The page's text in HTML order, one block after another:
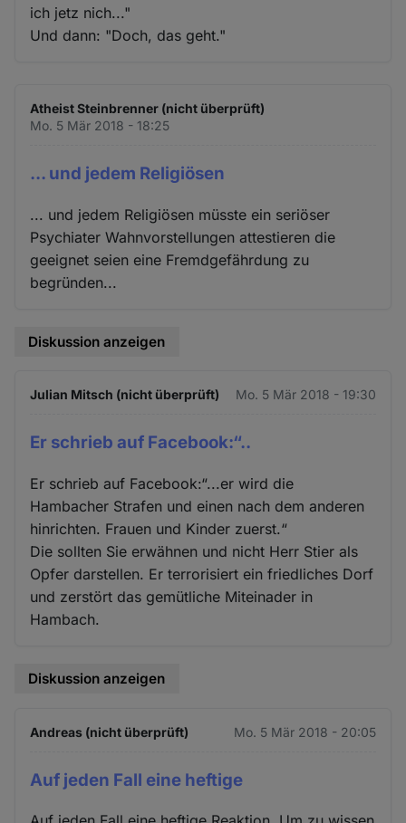
ich jetz nich..."
Und dann: "Doch, das geht."
Atheist Steinbrenner (nicht überprüft)
Mo. 5 Mär 2018 - 18:25
... und jedem Religiösen
... und jedem Religiösen müsste ein seriöser
Psychiater Wahnvorstellungen attestieren die
geeignet seien eine Fremdgefährdung zu
begründen...
Diskussion anzeigen
Julian Mitsch (nicht überprüft) Mo. 5 Mär 2018 - 19:30
Er schrieb auf Facebook:“..
Er schrieb auf Facebook:“...er wird die
Hambacher Strafen und einen nach dem anderen
hinrichten. Frauen und Kinder zuerst.“
Die sollten Sie erwähnen und nicht Herr Stier als
Opfer darstellen. Er terrorisiert ein friedliches Dorf
und zerstört das gemütliche Miteinader in
Hambach.
Diskussion anzeigen
Andreas (nicht überprüft) Mo. 5 Mär 2018 - 20:05
Auf jeden Fall eine heftige